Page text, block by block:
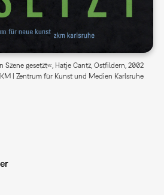
Szene gesetzt«, Hatje Cantz, Ostfildern, 2002
| Zentrum für Kunst und Medien Karlsruhe